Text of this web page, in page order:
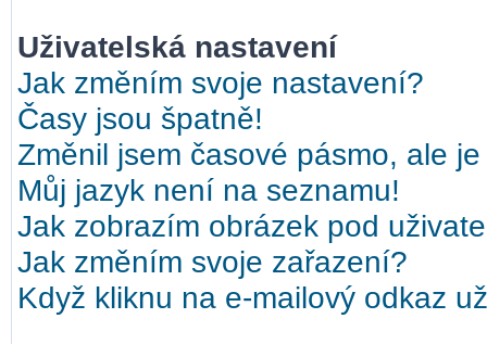
Uživatelská nastavení
Jak změním svoje nastavení?
Časy jsou špatně!
Změnil jsem časové pásmo, ale
Můj jazyk není na seznamu!
Jak zobrazím obrázek pod
Jak změním svoje zařazení?
Když kliknu na e-mailový odkaz